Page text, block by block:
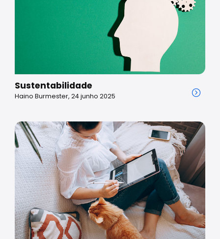
Sustentabilidade
Haino Burmester, 24 junho 2025